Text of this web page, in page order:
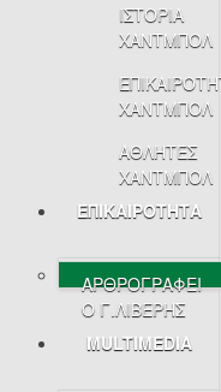
ΙΣΤΟΡΙΑ
ΧΑΝΤΜΠΟΛ
ΧΑΝΤΜΠΟΛ
ΑΘΛΗΤΕΣ
ΧΑΝΤΜΠΟΛ
ΕΠΙΚΑΙΡΟΤΗΤΑ
ΑΡΘΡΟΓΡΑΦΕΙ
Ο Γ.ΛΙΒΕΡΗΣ
MULTIMEDIA